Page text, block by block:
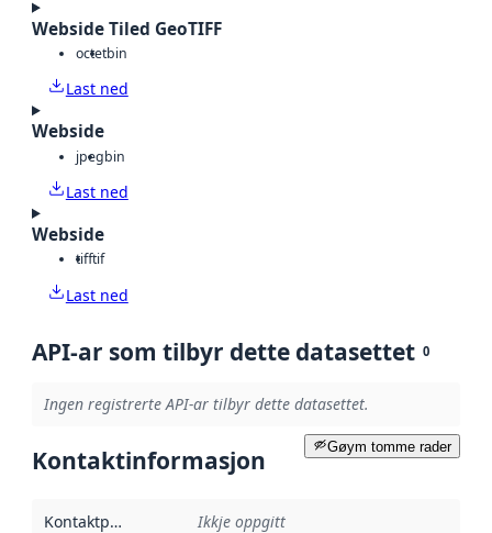
Webside Tiled GeoTIFF
octetbin
Last ned
Webside
jpegbin
Last ned
Webside
tifftif
Last ned
API-ar som tilbyr dette datasettet 0
Ingen registrerte API-ar tilbyr dette datasettet.
Gøym tomme rader
Kontaktinformasjon
Kontaktpunkt Ikkje oppgitt